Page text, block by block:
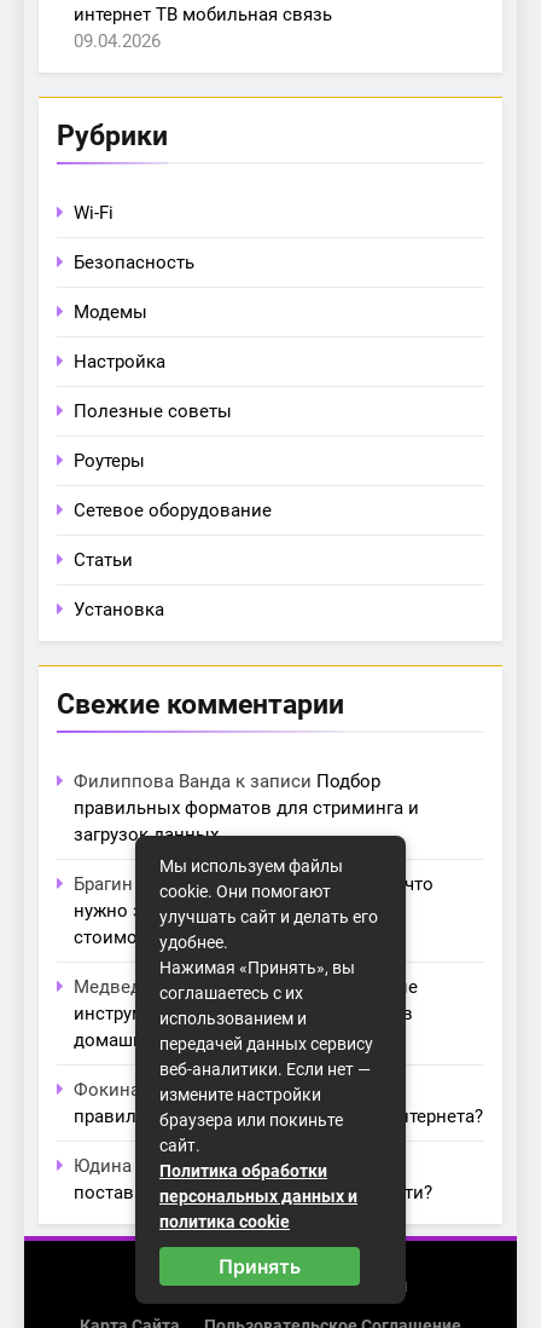
интернет ТВ мобильная связь
09.04.2026
Рубрики
Wi-Fi
Безопасность
Модемы
Настройка
Полезные советы
Роутеры
Сетевое оборудование
Статьи
Установка
Свежие комментарии
Филиппова Ванда к записи Подбор
правильных форматов для стриминга и
загрузок данных
Брагин Осипк записиБитрикс24: Всё, что
нужно знать о лицензиях, тарифах и
стоимости в компании Айтекс
Медведева Амалияк записи
Основные
инструменты для создания серверов в
домашних условиях
Фокина Невак записиКак выбрать
правильный модем для домашнего интернета?
Юдина Ивонак записиПроблемы с
поставщиками интернета: как их обойти?
2026 (с) https://homenet-spb.ru
Мы используем файлы
cookie. Они помогают
улучшать сайт и делать его
удобнее.
Нажимая «Принять», вы
соглашаетесь с их
использованием и
передачей данных сервису
веб-аналитики. Если нет —
измените настройки
браузера или покиньте
сайт.
Политика обработки
персональных данных и
политика cookie
Принять